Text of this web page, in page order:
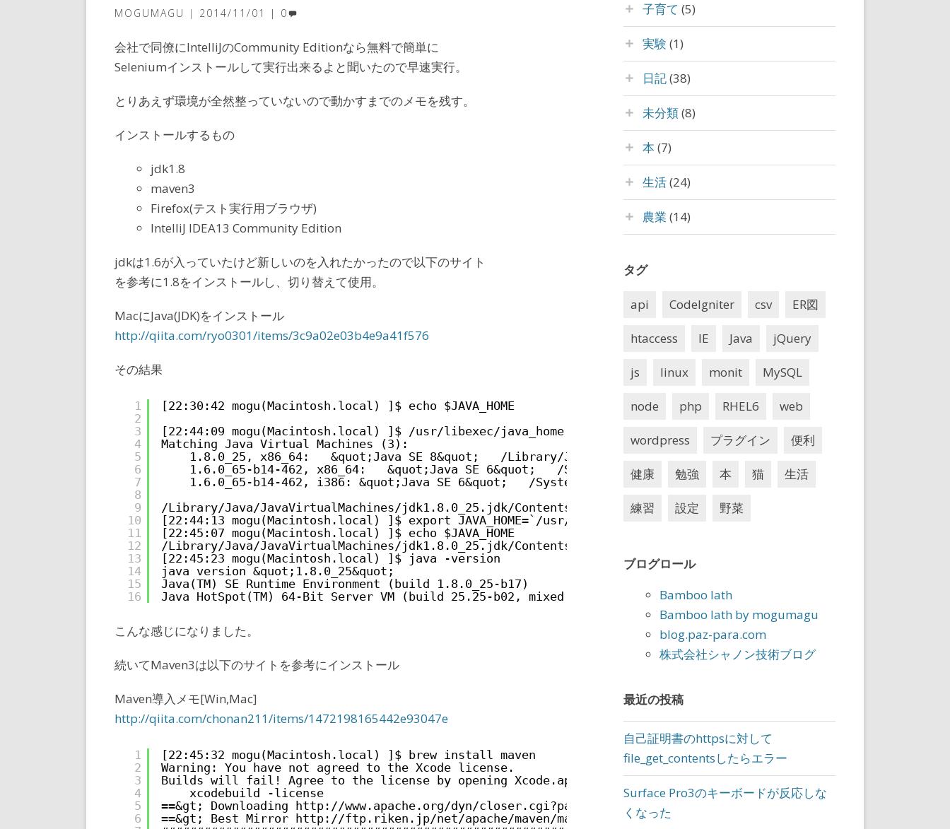
MOGUMAGU 2014/11/01 0
会社で同僚にIntelliJのCommunity Editionなら無料で簡単に
Seleniumインストールして実行出来るよと聞いたので早速実行。
とりあえず環境が全然整っていないので動かすまでのメモを残す。
インストールするもの
jdk1.8
maven3
Firefox(テスト実行用ブラウザ)
IntelliJ IDEA13 Community Edition
jdkは1.6が入っていたけど新しいのを入れたかったので以下のサイト
を参考に1.8をインストールし、切り替えて使用。
MacにJava(JDK)をインストール
http://qiita.com/ryo0301/items/3c9a02e03b4e9a41f576
その結果
1
2
3
4
5
6
7
8
9
10
11
12
13
14
15
16
[22:30:42 mogu(Macintosh.local) ]$ echo $JAVA_HOME
[22:44:09 mogu(Macintosh.local) ]$ /usr/libexec/java_home -V
Matching Java Virtual Machines (3):
1.8.0_25, x86_64:   &quot;Java SE 8&quot;   /Library/Java/JavaVirtualMachines/jdk1.8.0_25.jdk/Contents/Home
1.6.0_65-b14-462, x86_64:   &quot;Java SE 6&quot;   /System/Library/Java/JavaVirtualMachines/1.6.0.jdk/
1.6.0_65-b14-462, i386: &quot;Java SE 6&quot;   /System/Library/Java/JavaVirtualMachines/1.6.0.jdk/Contents/
/Library/Java/JavaVirtualMachines/jdk1.8.0_25.jdk/Contents/Home
[22:44:13 mogu(Macintosh.local) ]$ export JAVA_HOME=`/usr/libexec/java_home -v 1.8`
[22:45:07 mogu(Macintosh.local) ]$ echo $JAVA_HOME
/Library/Java/JavaVirtualMachines/jdk1.8.0_25.jdk/Contents/Home
[22:45:23 mogu(Macintosh.local) ]$ java -version
java version &quot;1.8.0_25&quot;
Java(TM) SE Runtime Environment (build 1.8.0_25-b17)
Java HotSpot(TM) 64-Bit Server VM (build 25.25-b02, mixed mode)
こんな感じになりました。
続いてMaven3は以下のサイトを参考にインストール
Maven導入メモ[Win,Mac]
http://qiita.com/chonan211/items/1472198165442e93047e
1
2
3
4
5
6
[22:45:32 mogu(Macintosh.local) ]$ brew install maven
Warning: You have not agreed to the Xcode license.
Builds will fail! Agree to the license by opening Xcode.app or running:
xcodebuild -license
==&gt; Downloading
http://www.apache.org/dyn/closer.cgi?path=maven/maven-3/3.0.5/binaries/apache-maven-3.0.5-
==&gt; Best Mirror
http://ftp.riken.jp/net/apache/maven/maven-3/3.0.5/binaries/apache-maven-3.0.5-bin.tar.gz
子育て (5)
実験 (1)
日記(38)
未分類(8)
本 (7)
生活(24)
農業 (14)
タグ
api CodeIgniter csv ER図
htaccess IE Java jQuery
js linux monit MySQL
node php RHEL6 web
wordpress プラグイン 便利
健康 勉強 本 猫 生活
練習 設定 野菜
ブログロール
Bamboo lath
Bamboo lath by mogumagu
blog.paz-para.com
株式会社シャノン技術ブログ
最近の投稿
自己証明書のhttpsに対して
file_get_contentsしたらエラー
Surface Pro3のキーボードが反応しな
くなった